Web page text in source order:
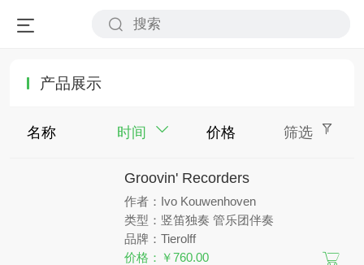
产品展示
名称 时间 价格 筛选
Groovin' Recorders
作者：Ivo Kouwenhoven
类型：竖笛独奏 管乐团伴奏
品牌：Tierolff
价格：￥760.00